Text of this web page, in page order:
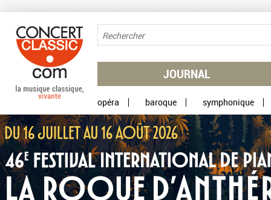
JOURNAL
opéra baroque symphonique